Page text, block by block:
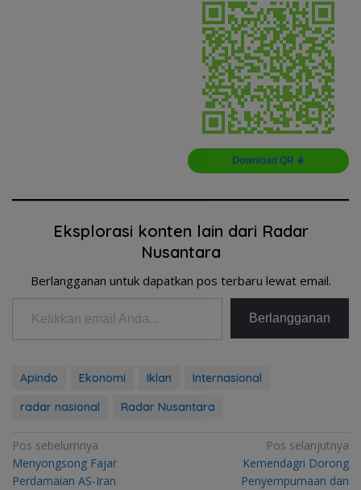
Download QR 🠋
Eksplorasi konten lain dari Radar
Nusantara
Berlangganan untuk dapatkan pos terbaru lewat email.
Ketikkan email Anda...
Berlangganan
Apindo Ekonomi Iklan
Internasional
radar nasional
Radar Nusantara
Navigasi
pos
Pos sebelumnya
Menyongsong Fajar
Perdamaian AS-Iran
Pos selanjutnya
Kemendagri Dorong
Penyempurnaan dan